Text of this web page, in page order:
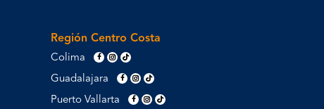
Región Centro Costa
Colima
Guadalajara
Puerto Vallarta